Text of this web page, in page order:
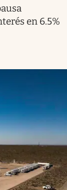
en 6.5%